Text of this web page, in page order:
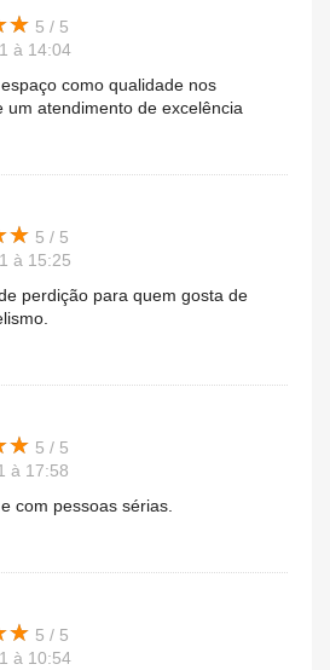
★
★ 5 / 5
à 14:04
como qualidade nos
um atendimento de excelência
★
★ 5 / 5
à 15:25
perdição para quem gosta de
★
★ 5 / 5
à 17:58
com pessoas sérias.
★
★ 5 / 5
à 10:54